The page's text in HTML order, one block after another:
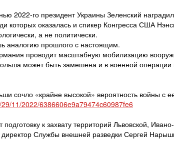
2022-го президент Украины Зеленский
которых оказалась и спикер Конгресса США
а не политически.
аналогию прошлого с настоящим.
проводит масштабную мобилизацию
может быть замешена и в военной операции
сочло «крайне высокой» вероятность войны с
11/2022/6386606e9a79474c60987fe6
к захвату территорий Львовской,
Службы внешней разведки Сергей